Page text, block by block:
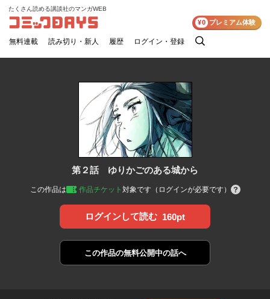
コミックDAYS
たくさん読める講談社のマンガWEB
無料連載 読み切り・新人 履歴 ログイン・登録
検
¥0 プレミアム体験
第２話 ゆりかごのある城から
この作品は 作品チケット 対象です（ログインが必要です）
ログインして読む 160pt
この作品の無料公開中の話へ